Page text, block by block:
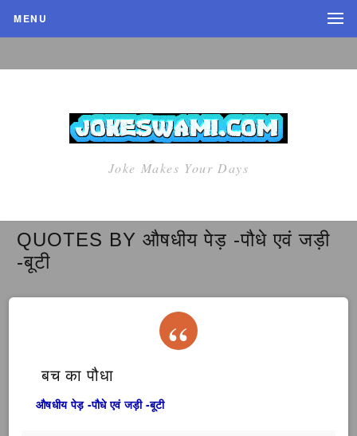
MENU
Joke Makes Your Days
QUOTES BY औषधीय पेड़ -पौधे एवं जड़ी
-बूटी
बच का पौधा
औषधीय पेड़ -पौधे एवं जड़ी -बूटी